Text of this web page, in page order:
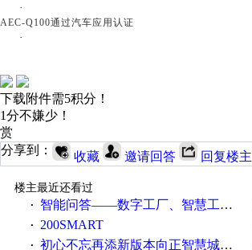
·
AEC-Q100通过汽车应用认证
·
下载附件需5积分！
1分不嫌少！
赏
分享到：
收藏 邀请回答 回复楼主
楼主最近还看过
·
智能问答——数字工厂、智慧工厂和智能制造三者的区别是什么？
· 200SMART
· 初心不忘再添新版本向正智慧城市云展厅3.0版亮相